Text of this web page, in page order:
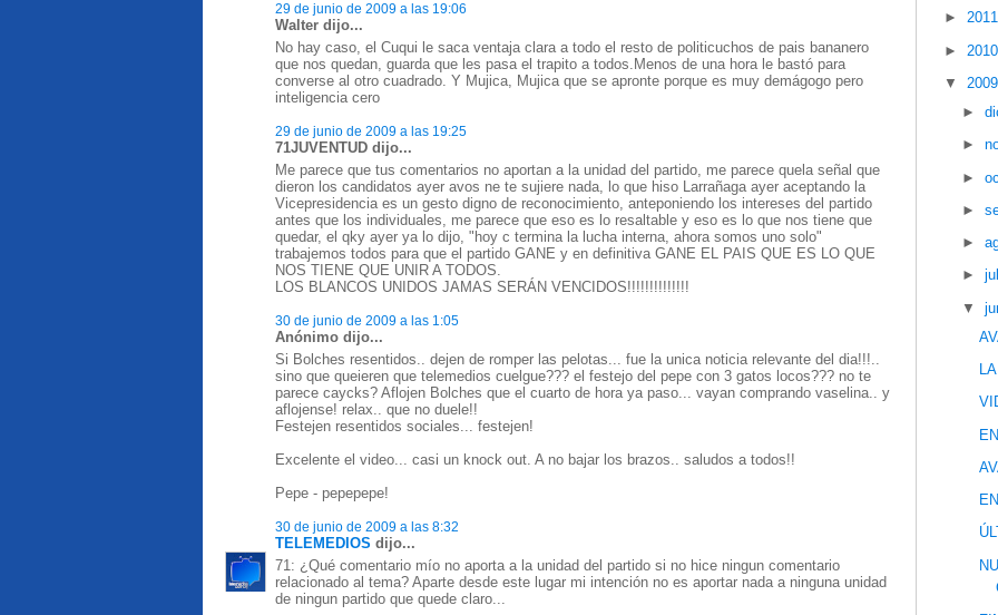
29 de junio de 2009 a las 19:06
Walter dijo...
No hay caso, el Cuqui le saca ventaja clara a todo el resto de politicuchos de pais bananero
que nos quedan, guarda que les pasa el trapito a todos.Menos de una hora le bastó para
converse al otro cuadrado. Y Mujica, Mujica que se apronte porque es muy demágogo pero
inteligencia cero
29 de junio de 2009 a las 19:25
71JUVENTUD dijo...
Me parece que tus comentarios no aportan a la unidad del partido, me parece quela señal que
dieron los candidatos ayer avos ne te sujiere nada, lo que hiso Larrañaga ayer aceptando la
Vicepresidencia es un gesto digno de reconocimiento, anteponiendo los intereses del partido
antes que los individuales, me parece que eso es lo resaltable y eso es lo que nos tiene que
quedar, el qky ayer ya lo dijo, "hoy c termina la lucha interna, ahora somos uno solo"
trabajemos todos para que el partido GANE y en definitiva GANE EL PAIS QUE ES LO QUE
NOS TIENE QUE UNIR A TODOS.
LOS BLANCOS UNIDOS JAMAS SERÁN VENCIDOS!!!!!!!!!!!!!!
30 de junio de 2009 a las 1:05
Anónimo dijo...
Si Bolches resentidos.. dejen de romper las pelotas... fue la unica noticia relevante del dia!!!..
sino que queieren que telemedios cuelgue??? el festejo del pepe con 3 gatos locos??? no te
parece caycks? Aflojen Bolches que el cuarto de hora ya paso... vayan comprando vaselina.. y
aflojense! relax.. que no duele!!
Festejen resentidos sociales... festejen!
Excelente el video... casi un knock out. A no bajar los brazos.. saludos a todos!!
Pepe - pepepepe!
30 de junio de 2009 a las 8:32
TELEMEDIOS dijo...
71: ¿Qué comentario mío no aporta a la unidad del partido si no hice ningun comentario
relacionado al tema? Aparte desde este lugar mi intención no es aportar nada a ninguna unidad
de ningun partido que quede claro...
►
►
▼
►
►
►
►
►
►
▼